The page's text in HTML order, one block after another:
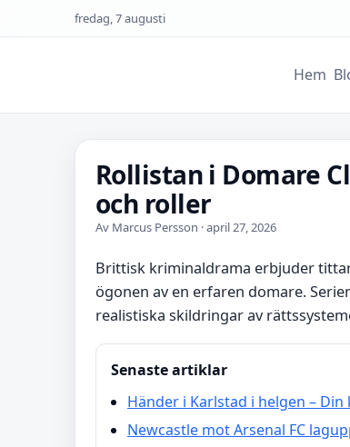
fredag, 7 augusti
Hem
Rollistan i Domare
och roller
Av Marcus Persson · april 27, 2026
Brittisk kriminaldrama erbjuder
ögonen av en erfaren domare.
realistiska skildringar av
Senaste artiklar
Händer i Karlstad i helgen –
Newcastle mot Arsenal FC